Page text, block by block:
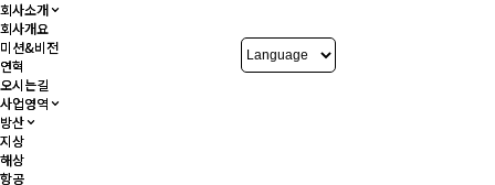
회사소개
회사개요
미션&비전
연혁
오시는길
사업영역
방산
지상
해상
항공
회사소개
회사개요
미션&비전
연혁
오시는길
사업영역
방산
지상
해상
항공